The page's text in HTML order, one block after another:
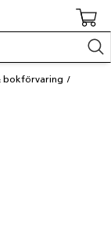
bokförvaring